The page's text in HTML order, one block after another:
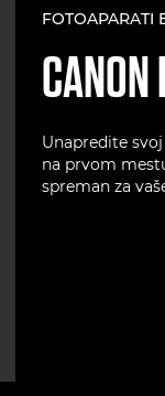
FOTOAPARATI
CANON
Unapredite
na prvom
spreman za